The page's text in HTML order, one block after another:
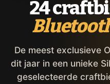
24
De meest exclusieve
dit jaar in een unieke
geselecteerde